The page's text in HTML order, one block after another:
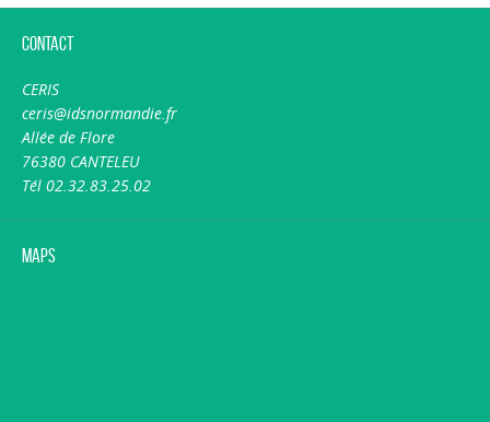
Contact
CERIS
ceris@idsnormandie.fr
Allée de Flore
76380 CANTELEU
Tél 02.32.83.25.02
Maps